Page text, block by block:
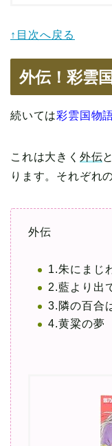
↑目次へ戻る
外伝！彩雲
続いては彩雲国物
これは大きく 外伝
ります。それぞれ
外伝
1.朱にまじ
2.藍より出
3.隣の百合
4.黄粱の夢